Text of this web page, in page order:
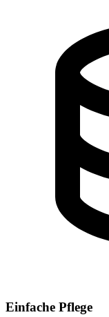
Einfache Pflege